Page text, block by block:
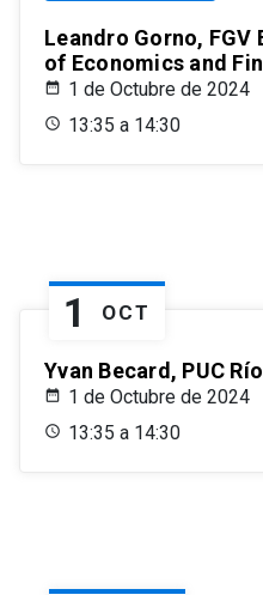
Leandro Gorno, FGV
of Economics and
1 de Octubre de 2024
13:35 a 14:30
1 OCT
Yvan Becard, PUC Río
1 de Octubre de 2024
13:35 a 14:30